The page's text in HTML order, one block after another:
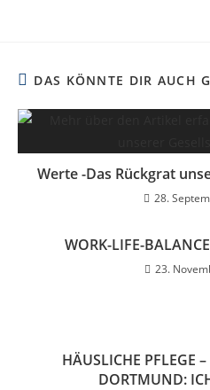
DAS KÖNNTE DIR AUCH
Werte -Das Rückgrat
28.
WORK-LIFE-
23.
HÄUSLICHE PFLEGE
DORTMUND: